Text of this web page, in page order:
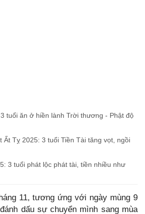
tuổi ăn ở hiền lành Trời thương - Phật độ
Ất Tỵ 2025: 3 tuổi Tiền Tài tăng vọt, ngồi
3 tuổi phát lộc phát tài, tiền nhiều như
11, tương ứng với ngày mùng 9
dấu sự chuyển mình sang mùa